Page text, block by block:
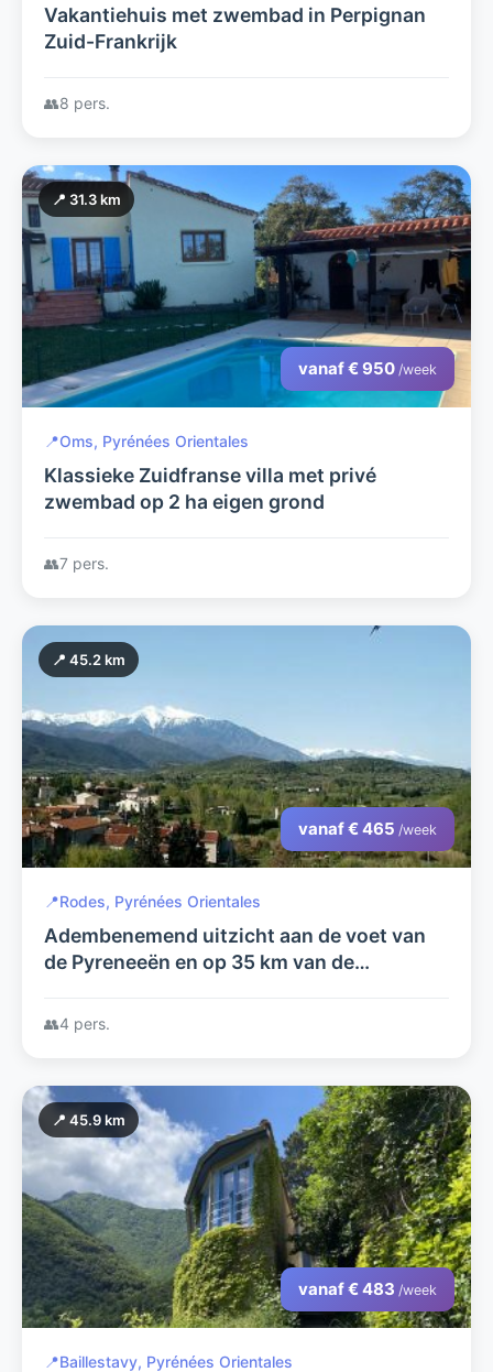
Vakantiehuis met zwembad in Perpignan
Zuid-Frankrijk
👥8 pers.
📍 31.3 km
vanaf € 950 /week
📍Oms, Pyrénées Orientales
Klassieke Zuidfranse villa met privé
zwembad op 2 ha eigen grond
👥7 pers.
📍 45.2 km
vanaf € 465 /week
📍Rodes, Pyrénées Orientales
Adembenemend uitzicht aan de voet van
de Pyreneeën en op 35 km van de
👥4 pers.
📍 45.9 km
vanaf € 483 /week
📍Baillestavy, Pyrénées Orientales